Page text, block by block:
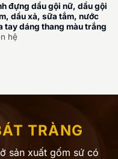
đựng dầu gội nữ, dầu gội
dầu xả, sữa tắm, nước
tay dáng thang màu trắng
hệ
TRÀNG
sản xuất gốm sứ có